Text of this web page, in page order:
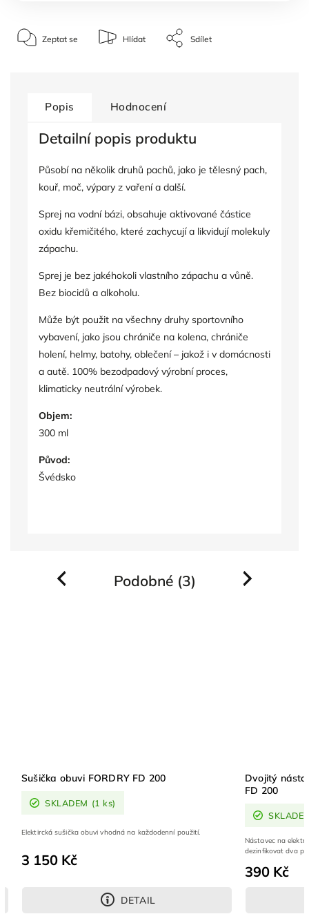
Zeptat se Hlídat Sdílet
Popis Hodnocení
Detailní popis produktu
Působí na několik druhů pachů, jako je tělesný pach,
kouř, moč, výpary z vaření a další.
Sprej na vodní bázi, obsahuje aktivované částice
oxidu křemičitého, které zachycují a likvidují molekuly
zápachu.
Sprej je bez jakéhokoli vlastního zápachu a vůně.
Bez biocidů a alkoholu.
Může být použit na všechny druhy sportovního
vybavení, jako jsou chrániče na kolena, chrániče
holení, helmy, batohy, oblečení – jakož i v domácnosti
a autě. 100% bezodpadový výrobní proces,
klimaticky neutrální výrobek.
Objem:
300 ml
Původ:
Švédsko
Podobné (3)
Previous
Sušička obuvi FORDRY FD 200
SKLADEM (1 ks)
3 150 Kč
DETAIL
Elektircká sušička obuvi vhodná na každodenní použití.
Dvojitý
FD 200
390 Kč
Nástavec na
dezinfikovat dva
Next